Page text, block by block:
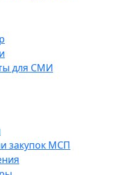
для СМИ
закупок МСП